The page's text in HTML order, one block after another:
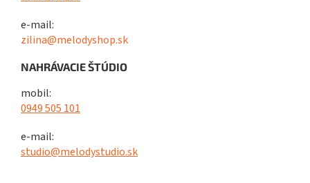
e-mail:
zilina@melodyshop.sk
NAHRÁVACIE ŠTÚDIO
mobil:
0949 505 101
e-mail:
studio@melodystudio.sk